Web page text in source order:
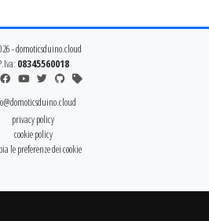
- domoticsduino.cloud
08345560018
privacy policy
cookie policy
le preferenze dei cookie